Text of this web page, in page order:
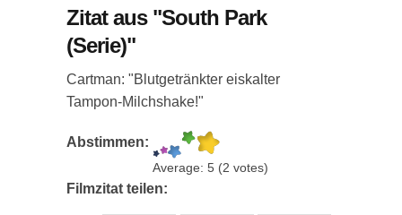
Zitat aus "South Park
(Serie)"
Cartman: "Blutgetränkter eiskalter
Tampon-Milchshake!"
Abstimmen:
Average: 5 (2 votes)
Filmzitat teilen: